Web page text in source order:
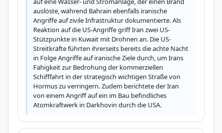
auslöste, während Bahrain ebenfalls iranische
Angriffe auf zivile Infrastruktur dokumentierte. Als
Reaktion auf die US-Angriffe griff Iran zwei US-
Stützpunkte in Kuwait mit Drohnen an. Die US-
Streitkräfte führten ihrerseits bereits die achte Nacht
in Folge Angriffe auf iranische Ziele durch, um Irans
Fähigkeit zur Bedrohung der kommerziellen
Schifffahrt in der strategisch wichtigen Straße von
Hormus zu verringern. Zudem berichtete der Iran
von einem Angriff auf ein im Bau befindliches
Atomkraftwerk in Darkhovin durch die USA.